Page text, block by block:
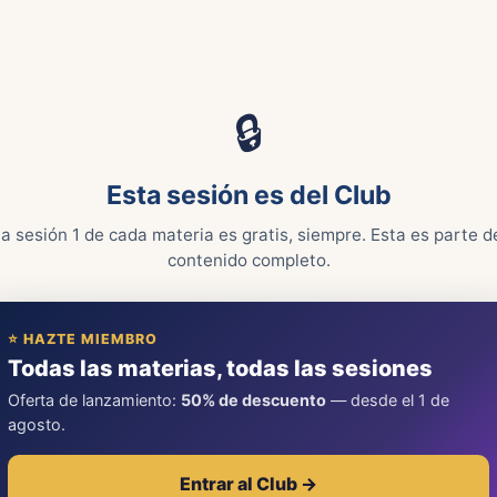
🔒
Esta sesión es del Club
sesión 1 de cada materia es gratis, siempre. Esta es parte
contenido completo.
⭐ HAZTE MIEMBRO
Todas las materias, todas las sesiones
Oferta de lanzamiento: 50% de descuento — desde el 1 de
agosto.
Entrar al Club →